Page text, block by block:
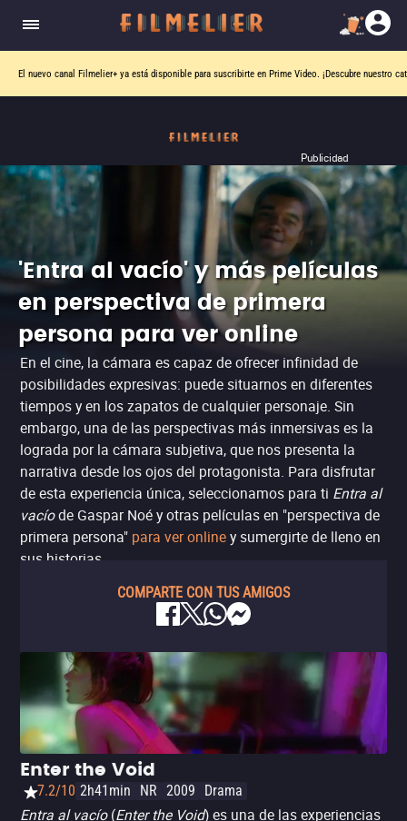
El nuevo canal Filmelier+ ya está disponible para suscribirte en Prime Video. ¡Descubre nuestro
Publicidad
'Entra al vacío' y más películas
en perspectiva de primera
persona para ver online
En el cine, la cámara es capaz de ofrecer infinidad de
posibilidades expresivas: puede situarnos en diferentes
tiempos y en los zapatos de cualquier personaje. Sin
embargo, una de las perspectivas más inmersivas es la
lograda por la cámara subjetiva, que nos presenta la
narrativa desde los ojos del protagonista. Para disfrutar
de esta experiencia única, seleccionamos para ti Entra al
vacíode Gaspar Noé y otras películas en "perspectiva de
primera persona" para ver onliney sumergirte de lleno en
sus historias.
COMPARTE CON TUS AMIGOS
Enter the Void
7.2/10 2h41min NR 2009 Drama
Entra al vacío(Enter the Void) es una de las experiencias